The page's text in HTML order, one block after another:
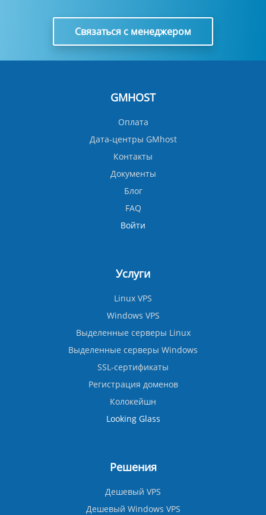
Связаться с менеджером
GMHOST
Оплата
Дата-центры GMhost
Контакты
Документы
Блог
FAQ
Войти
Услуги
Linux VPS
Windows VPS
Выделенные серверы Linux
Выделенные серверы Windows
SSL-сертификаты
Регистрация доменов
Колокейшн
Looking Glass
Решения
Дешевый VPS
Дешевый Windows VPS